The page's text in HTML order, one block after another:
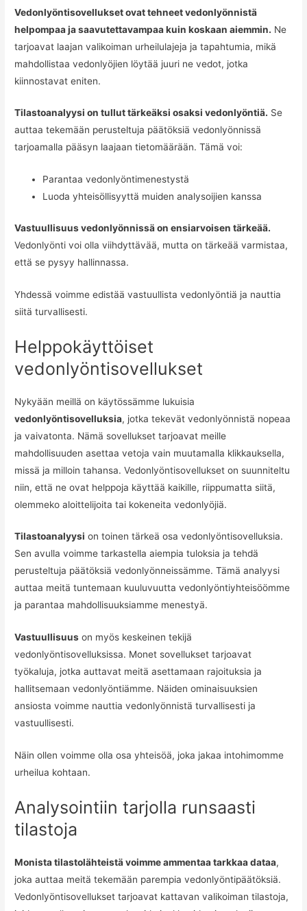
Vedonlyöntisovellukset ovat tehneet vedonlyönnistä
helpompaa ja saavutettavampaa kuin koskaan aiemmin. Ne
tarjoavat laajan valikoiman urheilulajeja ja tapahtumia, mikä
mahdollistaa vedonlyöjien löytää juuri ne vedot, jotka
kiinnostavat eniten.
Tilastoanalyysi on tullut tärkeäksi osaksi vedonlyöntiä. Se
auttaa tekemään perusteltuja päätöksiä vedonlyönnissä
tarjoamalla pääsyn laajaan tietomäärään. Tämä voi:
Parantaa vedonlyöntimenestystä
Luoda yhteisöllisyyttä muiden analysoijien kanssa
Vastuullisuus vedonlyönnissä on ensiarvoisen tärkeää.
Vedonlyönti voi olla viihdyttävää, mutta on tärkeää varmistaa,
että se pysyy hallinnassa.
Yhdessä voimme edistää vastuullista vedonlyöntiä ja nauttia
siitä turvallisesti.
Helppokäyttöiset
vedonlyöntisovellukset
Nykyään meillä on käytössämme lukuisia
vedonlyöntisovelluksia, jotka tekevät vedonlyönnistä nopeaa
ja vaivatonta. Nämä sovellukset tarjoavat meille
mahdollisuuden asettaa vetoja vain muutamalla klikkauksella,
missä ja milloin tahansa. Vedonlyöntisovellukset on suunniteltu
niin, että ne ovat helppoja käyttää kaikille, riippumatta siitä,
olemmeko aloittelijoita tai kokeneita vedonlyöjiä.
Tilastoanalyysi on toinen tärkeä osa vedonlyöntisovelluksia.
Sen avulla voimme tarkastella aiempia tuloksia ja tehdä
perusteltuja päätöksiä vedonlyönneissämme. Tämä analyysi
auttaa meitä tuntemaan kuuluvuutta vedonlyöntiyhteisöömme
ja parantaa mahdollisuuksiamme menestyä.
Vastuullisuus on myös keskeinen tekijä
vedonlyöntisovelluksissa. Monet sovellukset tarjoavat
työkaluja, jotka auttavat meitä asettamaan rajoituksia ja
hallitsemaan vedonlyöntiämme. Näiden ominaisuuksien
ansiosta voimme nauttia vedonlyönnistä turvallisesti ja
vastuullisesti.
Näin ollen voimme olla osa yhteisöä, joka jakaa intohimomme
urheilua kohtaan.
Analysointiin tarjolla runsaasti
tilastoja
Monista tilastolähteistä voimme ammentaa tarkkaa dataa,
joka auttaa meitä tekemään parempia vedonlyöntipäätöksiä.
Vedonlyöntisovellukset tarjoavat kattavan valikoiman tilastoja,